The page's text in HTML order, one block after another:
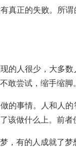
真正的失败。所
的人很少，大多
敢尝试，缩手缩脚
的事情。人和人
该做什么上。前者
，有的人成就了梦